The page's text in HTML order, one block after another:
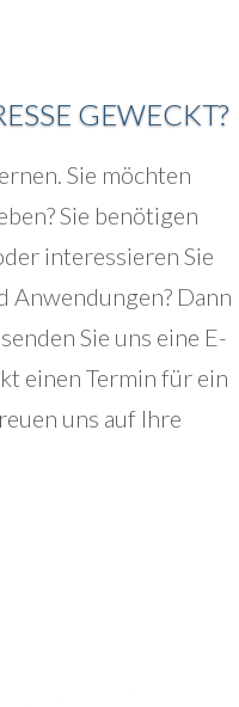
GEWECKT?
Sie möchten
Sie benötigen
interessieren Sie
Anwendungen? Dann
Sie uns eine E-
einen Termin für ein
uns auf Ihre